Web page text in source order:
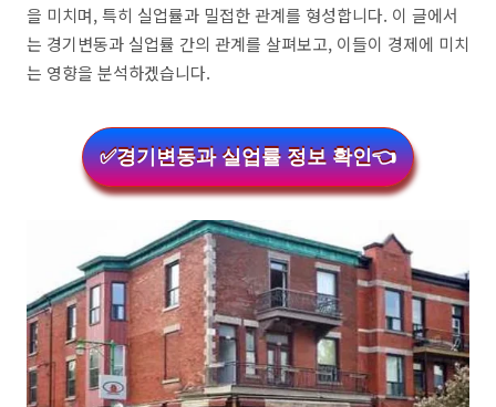
을 미치며, 특히 실업률과 밀접한 관계를 형성합니다. 이 글에서
는 경기변동과 실업률 간의 관계를 살펴보고, 이들이 경제에 미치
는 영향을 분석하겠습니다.
✅경기변동과 실업률 정보 확인👈